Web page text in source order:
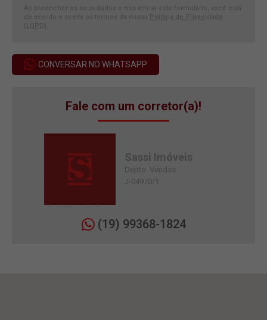
Ao preencher os seus dados e nos enviar este formulário, você está
de acordo e aceita os termos da nossa Política de Privacidade
(LGPD)
CONVERSAR NO WHATSAPP
Fale com um corretor(a)!
Sassi Imóveis
Depto. Vendas
J-04970/1
(19) 99368-1824